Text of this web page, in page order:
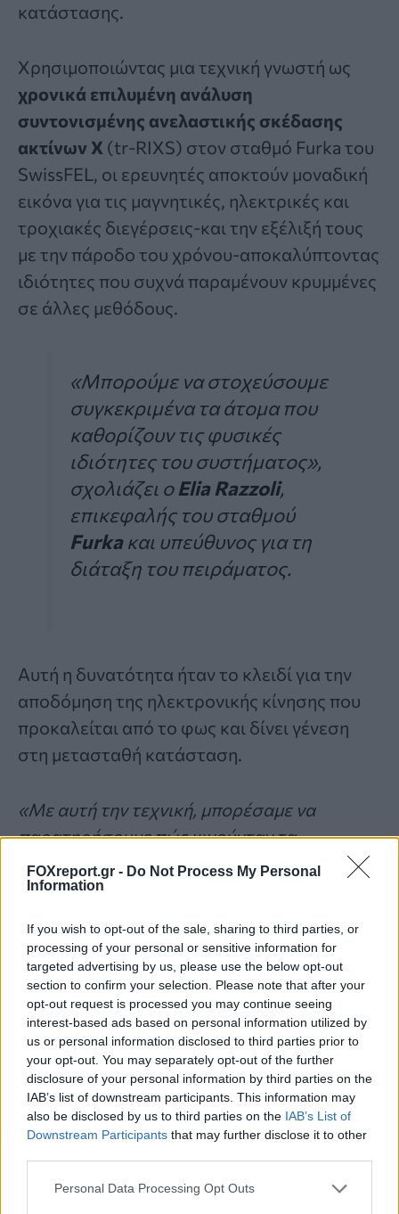
FOXreport.gr - Do Not Process My Personal
Information
If you wish to opt-out of the sale, sharing to third parties, or
processing of your personal or sensitive information for
targeted advertising by us, please use the below opt-out
section to confirm your selection. Please note that after your
opt-out request is processed you may continue seeing
interest-based ads based on personal information utilized by
us or personal information disclosed to third parties prior to
your opt-out. You may separately opt-out of the further
disclosure of your personal information by third parties on the
IAB’s list of downstream participants. This information may
also be disclosed by us to third parties on the IAB’s List of
Downstream Participants that may further disclose it to other
Personal Data Processing Opt Outs
κατάστασης.
Χρησιμοποιώντας μια τεχνική γνωστή ως
χρονικά επιλυμένη ανάλυση
συντονισμένης ανελαστικής σκέδασης
ακτίνων Χ (tr-RIXS) στον σταθμό Furka του
SwissFEL, οι ερευνητές αποκτούν μοναδική
εικόνα για τις μαγνητικές, ηλεκτρικές και
τροχιακές διεγέρσεις-και την εξέλιξή τους
με την πάροδο του χρόνου-αποκαλύπτοντας
ιδιότητες που συχνά παραμένουν κρυμμένες
σε άλλες μεθόδους.
«Μπορούμε να στοχεύσουμε
συγκεκριμένα τα άτομα που
καθορίζουν τις φυσικές
ιδιότητες του συστήματος»,
σχολιάζει οElia Razzoli,
επικεφαλής του σταθμού
Furkaκαι υπεύθυνος για τη
διάταξη του πειράματος.
Αυτή η δυνατότητα ήταν το κλειδί για την
αποδόμηση της ηλεκτρονικής κίνησης που
προκαλείται από το φως και δίνει γένεση
στη μετασταθή κατάσταση.
«Με αυτή την τεχνική, μπορέσαμε να
παρατηρήσουμε πώς κινούνταν τα
ηλεκτρόνια στον έμφυτο υπερταχύ ρυθμό
τους και έτσι να αποκαλύψουμε την
οHari Padma, μεταδιδακτορικός ερευνητής
στο Χάρβαρντ και κύριος συγγραφέας της
μελέτης.
Η αρχή πολλών ακόμη
ανακαλύψεων
Το tr-RIXS προσφέρει μοναδική εικόνα για
διεγερμένων υλικών, ανοίγοντας νέες